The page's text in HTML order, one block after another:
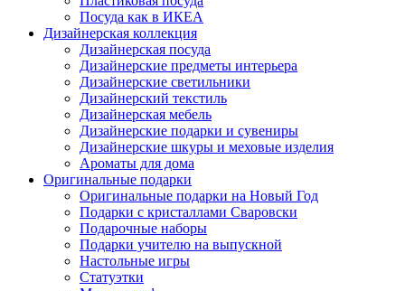
Посуда как в ИКЕА
Дизайнерская коллекция
Дизайнерская посуда
Дизайнерские предметы интерьера
Дизайнерские светильники
Дизайнерский текстиль
Дизайнерская мебель
Дизайнерские подарки и сувениры
Дизайнерские шкуры и меховые изделия
Ароматы для дома
Оригинальные подарки
Оригинальные подарки на Новый Год
Подарки с кристаллами Сваровски
Подарочные наборы
Подарки учителю на выпускной
Настольные игры
Статуэтки